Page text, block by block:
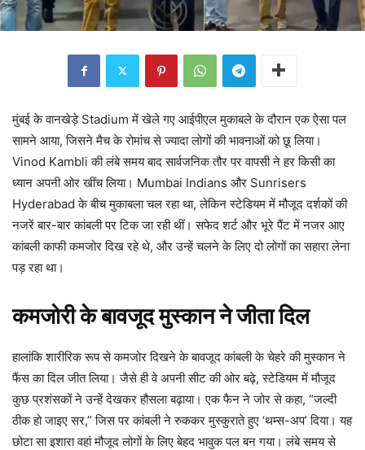
मुंबई के वानखेड़े Stadium में खेले गए आईपीएल मुकाबले के दौरान एक ऐसा पल
सामने आया, जिसने मैच के रोमांच से ज्यादा लोगों की भावनाओं को छू लिया।
Vinod Kambli की लंबे समय बाद सार्वजनिक तौर पर वापसी ने हर किसी का
ध्यान अपनी ओर खींच लिया। Mumbai Indians और Sunrisers
Hyderabad के बीच मुकाबला चल रहा था, लेकिन स्टेडियम में मौजूद दर्शकों की
नजरें बार-बार कांबली पर टिक जा रही थीं। सफेद शर्ट और भूरे पैंट में नजर आए
कांबली काफी कमजोर दिख रहे थे, और उन्हें चलने के लिए दो लोगों का सहारा लेना
पड़ रहा था।
कमजोरी के बावजूद मुस्कान ने जीता दिल
हालांकि शारीरिक रूप से कमजोर दिखने के बावजूद कांबली के चेहरे की मुस्कान ने
फैंस का दिल जीत लिया। जैसे ही वे अपनी सीट की ओर बढ़े, स्टेडियम में मौजूद
कुछ प्रशंसकों ने उन्हें देखकर हौसला बढ़ाया। एक फैन ने जोर से कहा, “जल्दी
ठीक हो जाइए सर,” जिस पर कांबली ने रुककर मुस्कुराते हुए ‘थम्स-अप’ दिया। यह
छोटा सा इशारा वहां मौजूद लोगों के लिए बेहद भावुक पल बन गया। लंबे समय से